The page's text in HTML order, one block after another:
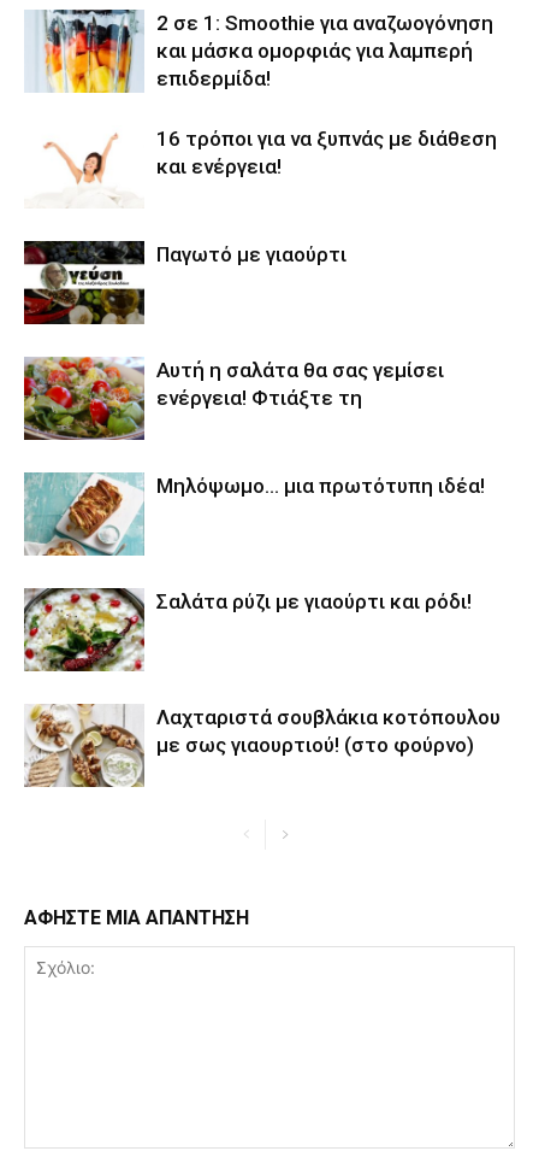
2 σε 1: Smoothie για αναζωογόνηση
και μάσκα ομορφιάς για λαμπερή
επιδερμίδα!
16 τρόποι για να ξυπνάς με διάθεση
και ενέργεια!
Παγωτό με γιαούρτι
Αυτή η σαλάτα θα σας γεμίσει
ενέργεια! Φτιάξτε τη
Μηλόψωμο… μια πρωτότυπη ιδέα!
Σαλάτα ρύζι με γιαούρτι και ρόδι!
Λαχταριστά σουβλάκια κοτόπουλου
με σως γιαουρτιού! (στο φούρνο)
ΑΦΗΣΤΕ ΜΙΑ ΑΠΑΝΤΗΣΗ